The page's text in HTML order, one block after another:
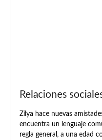
Relaciones
Zilya hace nuevas
encuentra un lenguaje
regla general, a una edad